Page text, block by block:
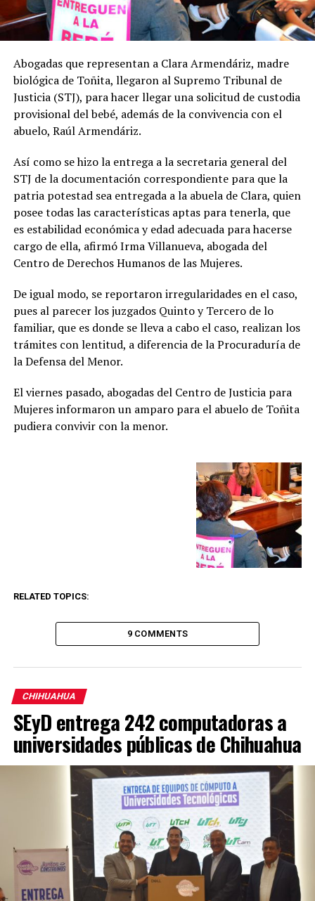
Abogadas que representan a Clara Armendáriz, madre
biológica de Toñita, llegaron al Supremo Tribunal de
Justicia (STJ), para hacer llegar una solicitud de custodia
provisional del bebé, además de la convivencia con el
abuelo, Raúl Armendáriz.
Así como se hizo la entrega a la secretaria general del
STJ de la documentación correspondiente para que la
patria potestad sea entregada a la abuela de Clara, quien
posee todas las características aptas para tenerla, que
es estabilidad económica y edad adecuada para hacerse
cargo de ella, afirmó Irma Villanueva, abogada del
Centro de Derechos Humanos de las Mujeres.
De igual modo, se reportaron irregularidades en el caso,
pues al parecer los juzgados Quinto y Tercero de lo
familiar, que es donde se lleva a cabo el caso, realizan los
trámites con lentitud, a diferencia de la Procuraduría de
la Defensa del Menor.
El viernes pasado, abogadas del Centro de Justicia para
Mujeres informaron un amparo para el abuelo de Toñita
pudiera convivir con la menor.
RELATED TOPICS:
9 COMMENTS
CHIHUAHUA
SEyD entrega 242 computadoras a
universidades públicas de Chihuahua